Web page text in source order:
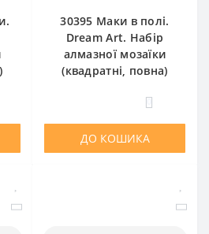
30395 Маки в полі.
Dream Art. Набір
алмазної мозаїки
(квадратні, повна)
0
ДО КОШИКА